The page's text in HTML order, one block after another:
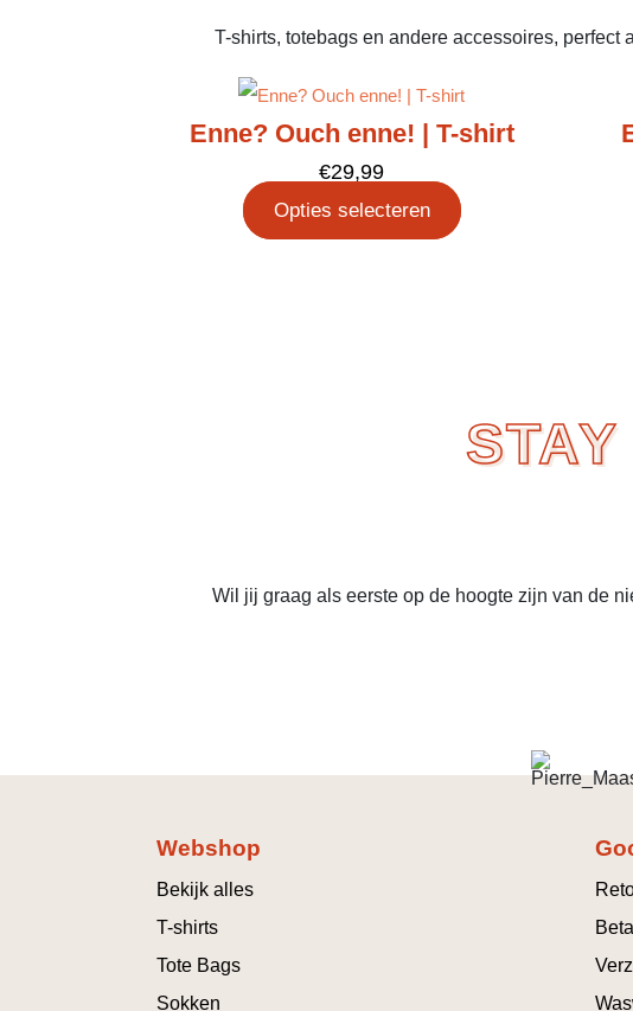
T-shirts, totebags en andere accessoires,
Enne? Ouch enne! | T-shirt
€29,99
Opties selecteren
Wil jij graag als eerste op de hoogte zijn van de
Webshop
Bekijk alles
T-shirts
Tote Bags
Sokken